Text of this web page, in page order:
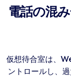
電話の混
仮想待合室は、
ントロールし、